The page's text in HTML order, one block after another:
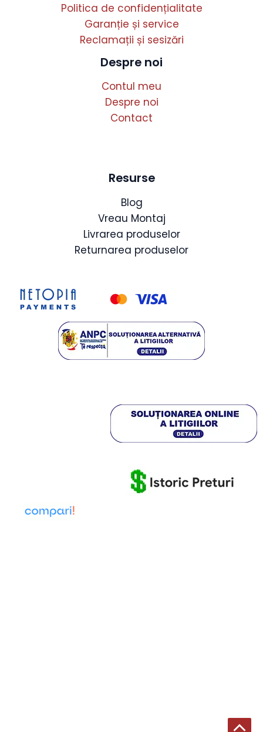
Politica de confidențialitate
Garanție și service
Reclamații și sesizări
Despre noi
Contul meu
Despre noi
Contact
Resurse
Blog
Vreau Montaj
Livrarea produselor
Returnarea produselor
Scroll